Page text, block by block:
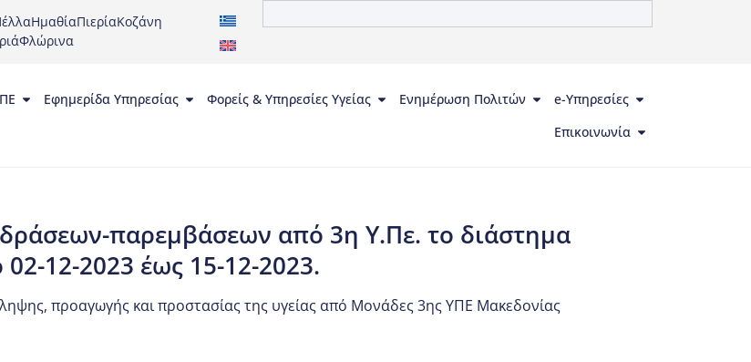
ΗμαθίαΠιερίαΚοζάνη
Φλώρινα
Εφημερίδα Υπηρεσίας Φορείς & Υπηρεσίες Υγείας Ενημέρωση Πολιτών
e-Υπηρεσίες
Επικοινωνία
παρεμβάσεων από 3η Υ.Πε. το διάστημα
12-2023 έως 15-12-2023.
προαγωγής και προστασίας της υγείας από Μονάδες 3ης ΥΠΕ Μακεδονίας